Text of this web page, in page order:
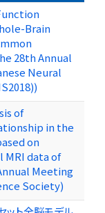
Brain
28th Annual
Neural
of
in the
on
MRI data of
Meeting
Society)